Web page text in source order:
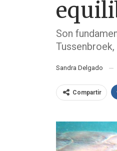
Son
Sandra Delgado
Compartir